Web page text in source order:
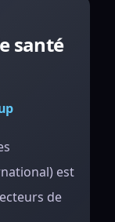
santé
est
de